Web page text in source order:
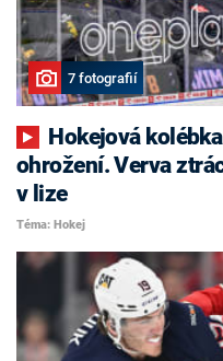
7 fotografií
ohrožení. Verva
v lize
Téma: Hokej